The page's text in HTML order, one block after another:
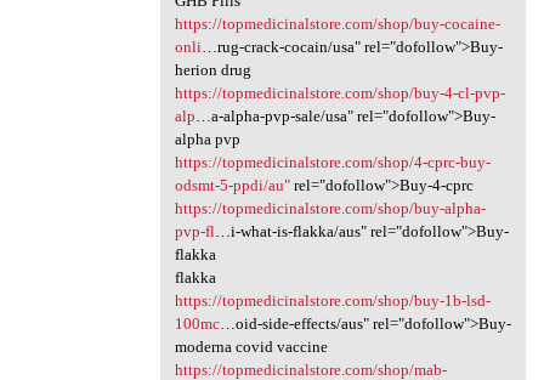
https://topmedicinalstore.com/shop/buy-cocaine-
onli …rug-crack-cocain/usa" rel="dofollow">Buy-
herion drug
https://topmedicinalstore.com/shop/buy-4-cl-pvp-
alp …a-alpha-pvp-sale/usa" rel="dofollow">Buy-
alpha pvp
https://topmedicinalstore.com/shop/4-cprc-buy-
odsmt-5-ppdi/au"rel="dofollow">Buy-4-cprc
https://topmedicinalstore.com/shop/buy-alpha-
pvp-fl …i-what-is-flakka/aus" rel="dofollow">Buy-
flakka
flakka
https://topmedicinalstore.com/shop/buy-1b-lsd-
100mc…oid-side-effects/aus" rel="dofollow">Buy-
moderna covid vaccine
https://topmedicinalstore.com/shop/mab-